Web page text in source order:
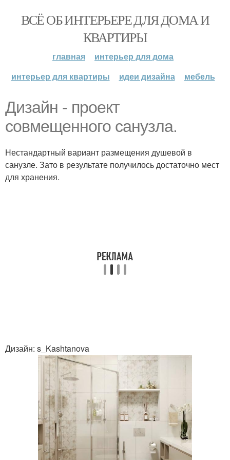
ВСЁ ОБ ИНТЕРЬЕРЕ ДЛЯ ДОМА И
КВАРТИРЫ
главная
интерьер для дома
интерьер для квартиры
идеи дизайна мебель
Дизайн - проект
совмещенного санузла.
Нестандартный вариант размещения душевой в
санузле. Зато в результате получилось достаточно мест
для хранения.
Дизайн: s_Kashtanova